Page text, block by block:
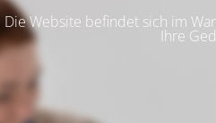
Die Website befindet sich im
Ihre